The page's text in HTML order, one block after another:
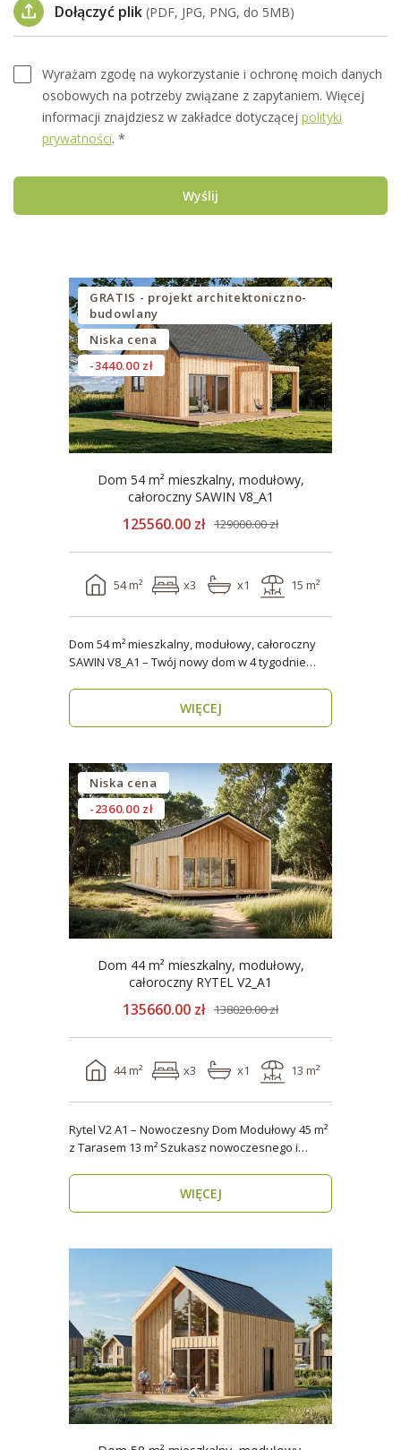
Dołączyć plik (PDF, JPG, PNG, do 5MB)
Wyrażam zgodę na wykorzystanie i ochronę moich danych
osobowych na potrzeby związane z zapytaniem. Więcej
informacji znajdziesz w zakładce dotyczącej polityki
prywatności. *
Wyślij
GRATIS - projekt architektoniczno-
budowlany
Niska cena
-3440.00 zł
Dom 54 m² mieszkalny, modułowy,
całoroczny SAWIN V8_A1
125560.00 zł 129000.00 zł
54 m² x3 x1 15 m²
Dom 54 m² mieszkalny, modułowy, całoroczny
SAWIN V8_A1 – Twój nowy dom w 4 tygodnie
WIĘCEJ
Niska cena
-2360.00 zł
Dom 44 m² mieszkalny, modułowy,
całoroczny RYTEL V2_A1
135660.00 zł 138020.00 zł
44 m² x3 x1 13 m²
Rytel V2 A1 – Nowoczesny Dom Modułowy 45 m²
z Tarasem 13 m² Szukasz nowoczesnego i
WIĘCEJ